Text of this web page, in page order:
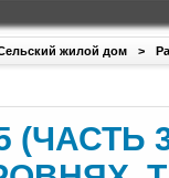
жилой дом >
(ЧАСТЬ